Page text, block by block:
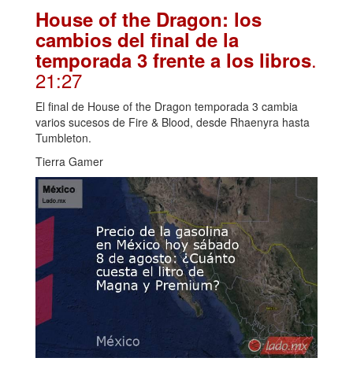
House of the Dragon: los
cambios del final de la
temporada 3 frente a los libros.
21:27
El final de House of the Dragon temporada 3 cambia
varios sucesos de Fire & Blood, desde Rhaenyra hasta
Tumbleton.
Tierra Gamer